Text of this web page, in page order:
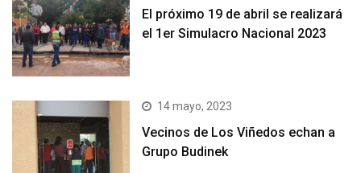
El próximo 19 de abril se realizará
el 1er Simulacro Nacional 2023
14 mayo, 2023
Vecinos de Los Viñedos echan a
Grupo Budinek